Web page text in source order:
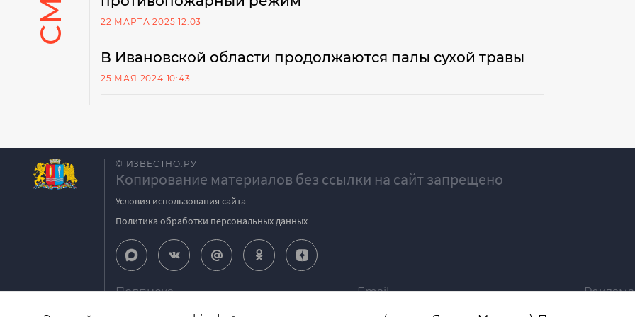
22 МАРТА 2025 12:03
В Ивановской области продолжаются палы сухой травы
25 МАЯ 2024 10:43
© ИЗВЕСТНО.РУ
Копирование материалов без ссылки на сайт запрещено
Условия использования сайта
Политика обработки персональных данных
Подписка
Email
Реклама